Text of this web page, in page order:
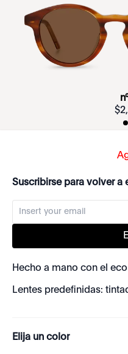
$2,
Suscribirse para volver a
Hecho a mano con el
Lentes predefinidas:
Elija un color